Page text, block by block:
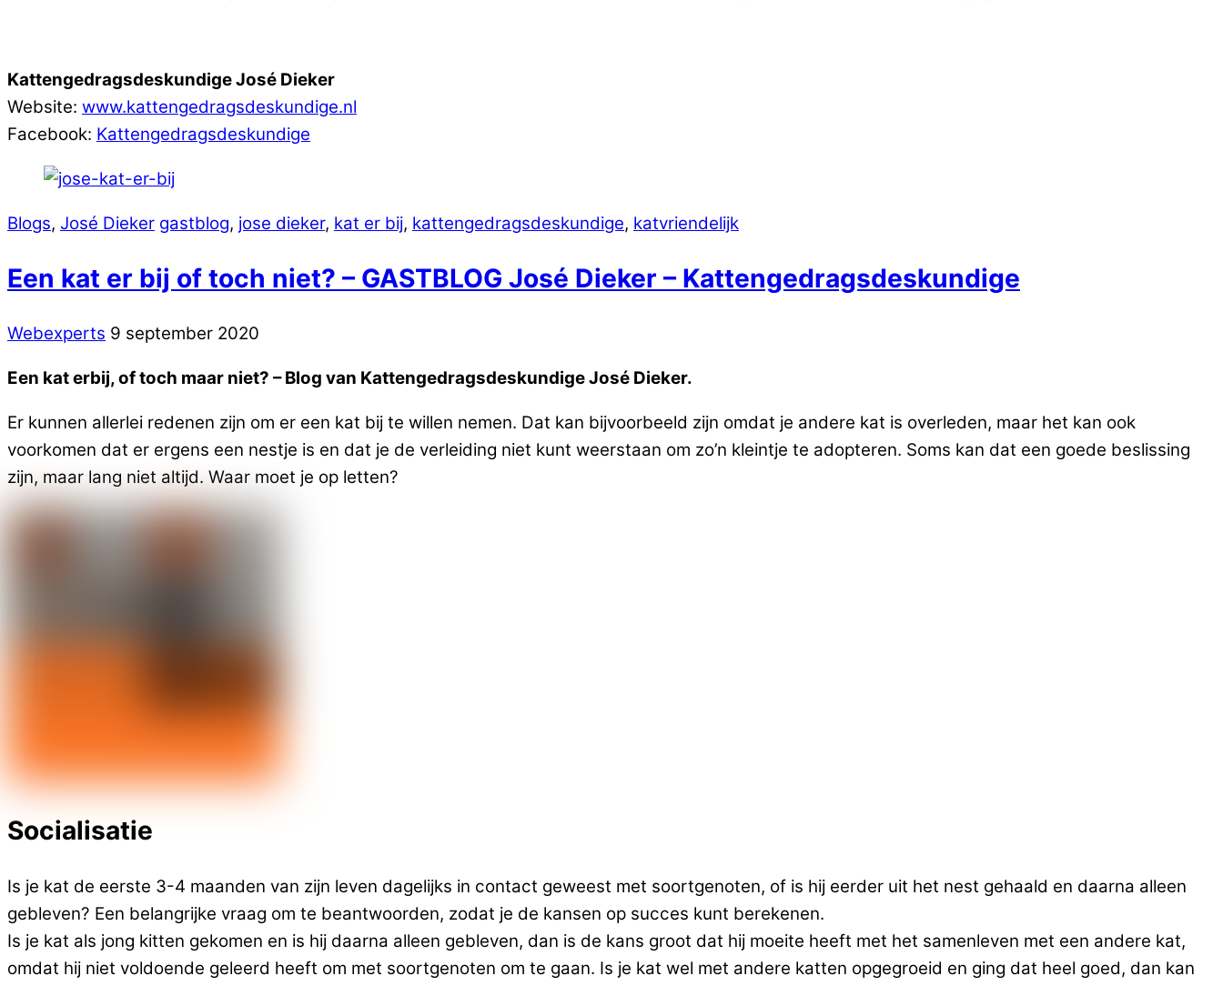
Kattengedragsdeskundige José Dieker
Website: www.kattengedragsdeskundige.nl
Facebook: Kattengedragsdeskundige
Blogs, José Dieker gastblog, jose dieker, kat er bij, kattengedragsdeskundige, katvriendelijk
Een kat er bij of toch niet? – GASTBLOG José Dieker – Kattengedragsdeskundige
Webexperts 9 september 2020
Een kat erbij, of toch maar niet? – Blog van Kattengedragsdeskundige José Dieker.
Er kunnen allerlei redenen zijn om er een kat bij te willen nemen. Dat kan bijvoorbeeld zijn omdat je andere kat is overleden, maar het kan ook
voorkomen dat er ergens een nestje is en dat je de verleiding niet kunt weerstaan om zo’n kleintje te adopteren. Soms kan dat een goede beslissing
zijn, maar lang niet altijd. Waar moet je op letten?
Socialisatie
Is je kat de eerste 3-4 maanden van zijn leven dagelijks in contact geweest met soortgenoten, of is hij eerder uit het nest gehaald en daarna alleen
gebleven? Een belangrijke vraag om te beantwoorden, zodat je de kansen op succes kunt berekenen.
Is je kat als jong kitten gekomen en is hij daarna alleen gebleven, dan is de kans groot dat hij moeite heeft met het samenleven met een andere kat,
omdat hij niet voldoende geleerd heeft om met soortgenoten om te gaan. Is je kat wel met andere katten opgegroeid en ging dat heel goed, dan kan